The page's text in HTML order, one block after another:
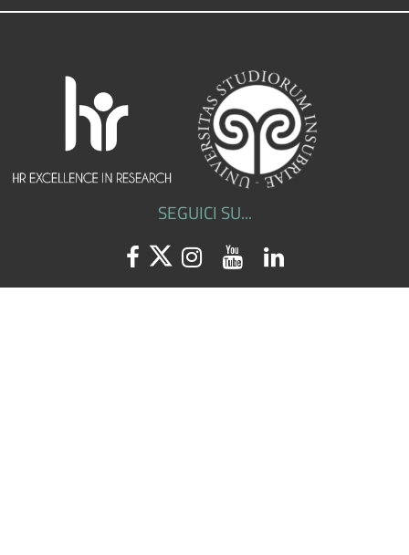
SEGUICI SU...
Facebook
TwitterInstagram
YoutubeLinkedin